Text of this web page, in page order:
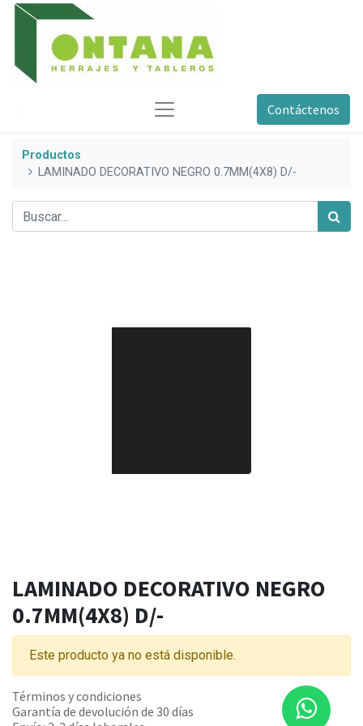
Contáctenos
Productos
LAMINADO DECORATIVO NEGRO 0.7MM(4X8) D/-
LAMINADO DECORATIVO NEGRO
0.7MM(4X8) D/-
Este producto ya no está disponible.
Términos y condiciones
Garantía de devolución de 30 días